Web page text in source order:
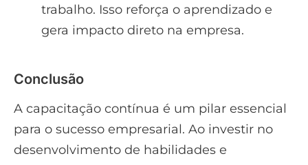
trabalho. Isso reforça o aprendizado e
gera impacto direto na empresa.
Conclusão
A capacitação contínua é um pilar essencial
para o sucesso empresarial. Ao investir no
desenvolvimento de habilidades e